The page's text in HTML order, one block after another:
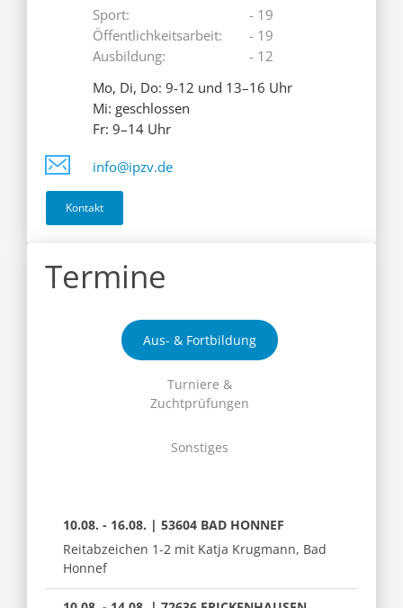
Sport:
Öffentlichkeitsarbeit:
Ausbildung:
- 19
- 19
- 12
Mo, Di, Do: 9-12 und 13–16 Uhr
Mi: geschlossen
Fr: 9–14 Uhr
info@ipzv.de
Kontakt
Termine
Aus- & Fortbildung
Turniere &
Zuchtprüfungen
Sonstiges
10.08. - 16.08. | 53604 BAD HONNEF
Reitabzeichen 1-2 mit Katja Krugmann, Bad
Honnef